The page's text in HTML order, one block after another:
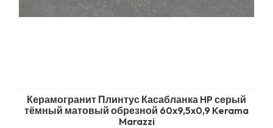
Керамогранит Плинтус Касабланка HP серый
тёмный матовый обрезной 60x9,5x0,9 Kerama
Marazzi